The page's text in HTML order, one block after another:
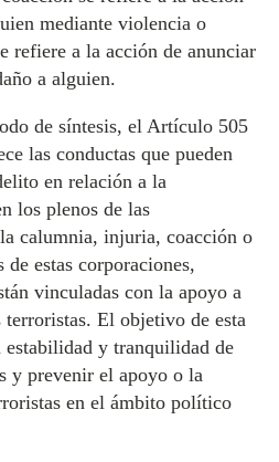
mediante violencia o
refiere a la acción de anunciar
a alguien.
de síntesis, el Artículo 505
las conductas que pueden
en relación a la
los plenos de las
calumnia, injuria, coacción o
estas corporaciones,
vinculadas con la apoyo a
terroristas. El objetivo de esta
y tranquilidad de
y prevenir el apoyo o la
en el ámbito político